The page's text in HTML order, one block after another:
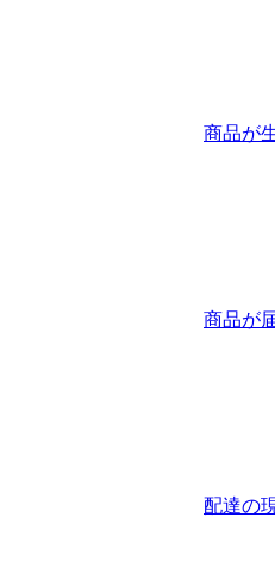
商品が
商品が
配達の